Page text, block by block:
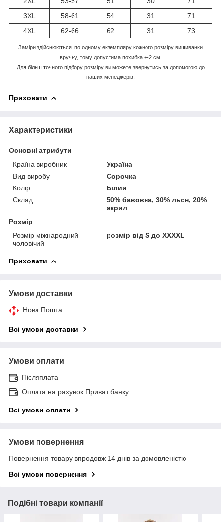
3XL
58-61 54 31
71
4XL
62-66 62 31 73
Заміри здійснюються по одному екземпляру кожного розміру вишиванки
вручну, тому допустима похибка +-2 см.
Для більш точного підбору розміру ви можете звернутись за допомогою до
наших менеджерів.
Приховати
Характеристики
Основні атрибути
Країна виробник
Україна
Вид виробу
Сорочка
Колір
Білий
Склад
50% бавовна, 30% льон, 20%
акрил
Розмір
Розмір міжнародний
чоловічий
розмір від S до XXXXL
Приховати
Умови доставки
Нова Пошта
Всі умови доставки
Умови оплати
Післяплата
Оплата на рахунок Приват банку
Всі умови оплати
Умови повернення
Повернення товару впродовж 14 днів за домовленістю
Всі умови повернення
Подібні товари компанії